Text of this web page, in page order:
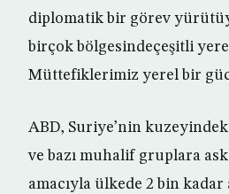
diplomatik bir görev
birçok bölgesindeçeşitli
Müttefiklerimiz yerel bir
ABD, Suriye’nin
ve bazı muhalif gruplara
amacıyla ülkede 2 bin kadar